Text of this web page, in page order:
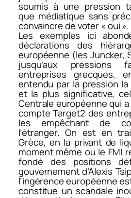
soumis à une pression
que médiatique sans
convaincre de voter « oui ».
Les exemples ici
déclarations des
européenne (les Juncker,
jusqu’aux
entreprises grecques,
entendu par la pression
et la plus significative,
Centrale européenne qui a
compte Target2 des
les empêchant de
l’étranger. On est en
Grèce, en la privant de
moment même ou le FMI
fondé des positions
gouvernement d’Alexis
l’ingérence européenne
constitue un scandale